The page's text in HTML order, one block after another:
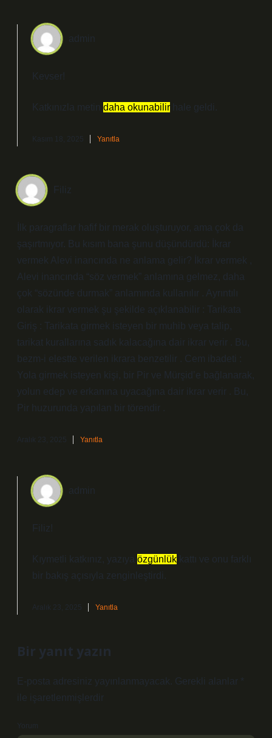
admin
Kevser!
Katkınızla metin daha okunabilir hale geldi.
Kasım 18, 2025 Yanıtla
Filiz
İlk paragraflar hafif bir merak oluşturuyor, ama çok da
şaşırtmıyor. Bu kısım bana şunu düşündürdü: İkrar
vermek Alevi inancında ne anlama gelir? İkrar vermek ,
Alevi inancında “söz vermek” anlamına gelmez, daha
çok “sözünde durmak” anlamında kullanılır . Ayrıntılı
olarak ikrar vermek şu şekilde açıklanabilir : Tarikata
Giriş : Tarikata girmek isteyen bir muhib veya talip,
tarikat kurallarına sadık kalacağına dair ikrar verir . Bu,
bezm-i elestte verilen ikrara benzetilir . Cem ibadeti :
Yola girmek isteyen kişi, bir Pir ve Mürşid’e bağlanarak,
yolun edep ve erkanına uyacağına dair ikrar verir . Bu,
Pir huzurunda yapılan bir törendir .
Aralık 23, 2025 Yanıtla
admin
Filiz!
Kıymetli katkınız, yazıya özgünlük kattı ve onu farklı
bir bakış açısıyla zenginleştirdi.
Aralık 23, 2025 Yanıtla
Bir yanıt yazın
E-posta adresiniz yayınlanmayacak. Gerekli alanlar *
ile işaretlenmişlerdir
Yorum